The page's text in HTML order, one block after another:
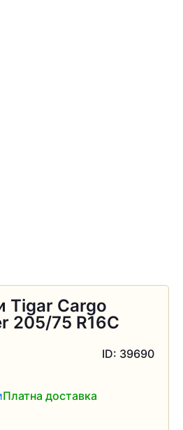
Tigar Cargo
205/75 R16C
ID: 39690
Платна доставка